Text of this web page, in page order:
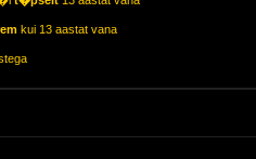
kui 13 aastat vana